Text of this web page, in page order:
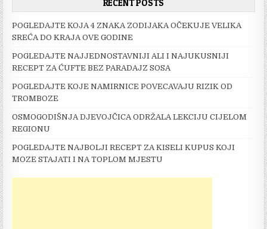
RECENT POSTS
POGLEDAJTE KOJA 4 ZNAKA ZODIJAKA OČEKUJE VELIKA
SREĆA DO KRAJA OVE GODINE
POGLEDAJTE NAJJEDNOSTAVNIJI ALI I NAJUKUSNIJI
RECEPT ZA ĆUFTE BEZ PARADAJZ SOSA
POGLEDAJTE KOJE NAMIRNICE POVECAVAJU RIZIK OD
TROMBOZE
OSMOGODIŠNJA DJEVOJČICA ODRŽALA LEKCIJU CIJELOM
REGIONU
POGLEDAJTE NAJBOLJI RECEPT ZA KISELI KUPUS KOJI
MOZE STAJATI I NA TOPLOM MJESTU